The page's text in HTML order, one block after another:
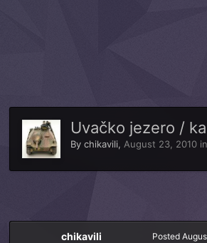
Uvačko jezero /
Bychikavili, August 23, 2010 in
chikavili Posted